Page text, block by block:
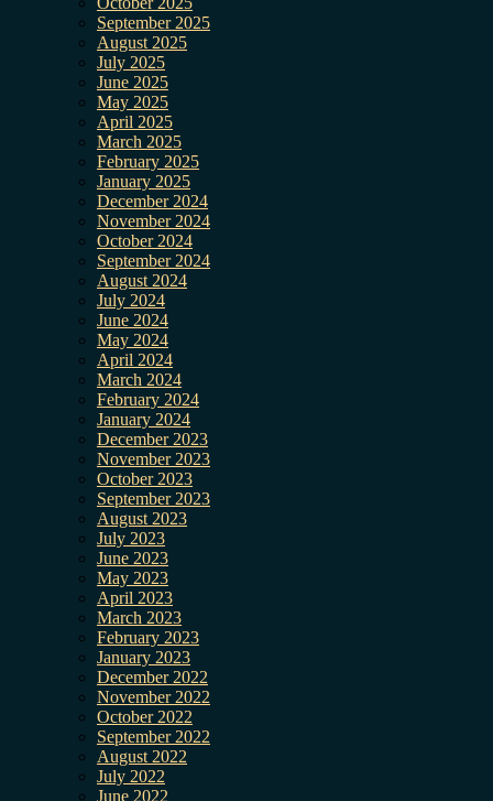
September 2025
August 2025
July 2025
June 2025
May 2025
April 2025
March 2025
February 2025
January 2025
December 2024
November 2024
October 2024
September 2024
August 2024
July 2024
June 2024
May 2024
April 2024
March 2024
February 2024
January 2024
December 2023
November 2023
October 2023
September 2023
August 2023
July 2023
June 2023
May 2023
April 2023
March 2023
February 2023
January 2023
December 2022
November 2022
October 2022
September 2022
August 2022
July 2022
June 2022